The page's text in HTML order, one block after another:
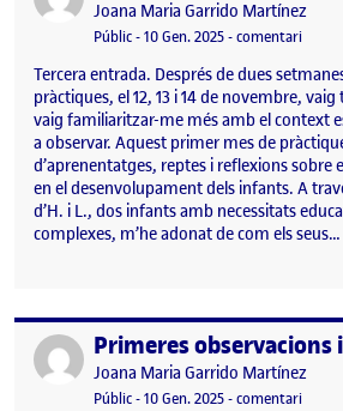
Publicat per
Joana Maria Garrido Martínez
Visibilitat:
Públic-Data de publicació
10 Gen. 202510 gener, 2025 2:11
-comentariel El
Tercera entrada. Després de dues
pràctiques, el 12, 13 i 14 de novembre, vaig
vaig familiaritzar-me més amb el context
a observar. Aquest primer mes de
d’aprenentatges, reptes i reflexions sobre
en el desenvolupament dels infants. A
d’H. i L., dos infants amb necessitats
complexes, m’he adonat de com els seus…
Publicat per
Publicat per
Joana Maria Garrido Martínez
Visibilitat:
Públic-Data de publicació
10 Gen. 202510 gener, 2025 1:58
-comentariel